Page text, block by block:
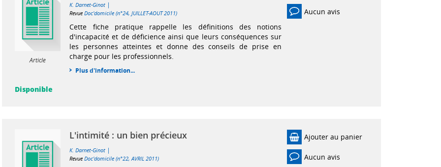
Article
K. Darnet-Ginot |
RevueDoc'domicile (n°24, JUILLET-AOUT 2011)
Cette fiche pratique rappelle les définitions des notions
d'incapacité et de déficience ainsi que leurs conséquences sur
les personnes atteintes et donne des conseils de prise en
charge pour les professionnels.
Plus d'information...
Aucun avis
Disponible
L'intimité : un bien précieux
K. Darnet-Ginot |
RevueDoc'domicile (n°22, AVRIL 2011)
Ajouter au panier
Aucun avis